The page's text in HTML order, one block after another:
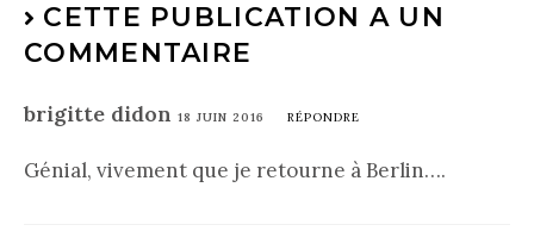
CETTE PUBLICATION A UN
COMMENTAIRE
brigitte didon 18 JUIN 2016 RÉPONDRE
Génial, vivement que je retourne à Berlin….